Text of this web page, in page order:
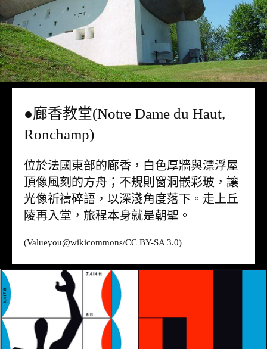
●廊香教堂(Notre Dame du Haut,
Ronchamp)
位於法國東部的廊香，白色厚牆與漂浮屋
頂像風刻的方舟；不規則窗洞嵌彩玻，讓
光像祈禱碎語，以深淺角度落下。走上丘
陵再入堂，旅程本身就是朝聖。
(Valueyou@wikicommons/CC BY-SA 3.0)